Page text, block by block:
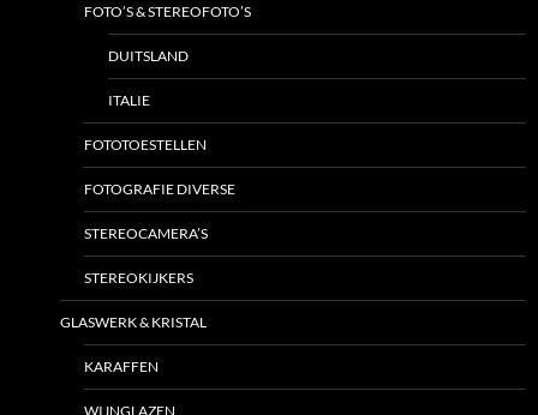
FOTO’S & STEREOFOTO’S
DUITSLAND
ITALIE
FOTOTOESTELLEN
FOTOGRAFIE DIVERSE
STEREOCAMERA’S
STEREOKIJKERS
GLASWERK & KRISTAL
KARAFFEN
WIJNGLAZEN